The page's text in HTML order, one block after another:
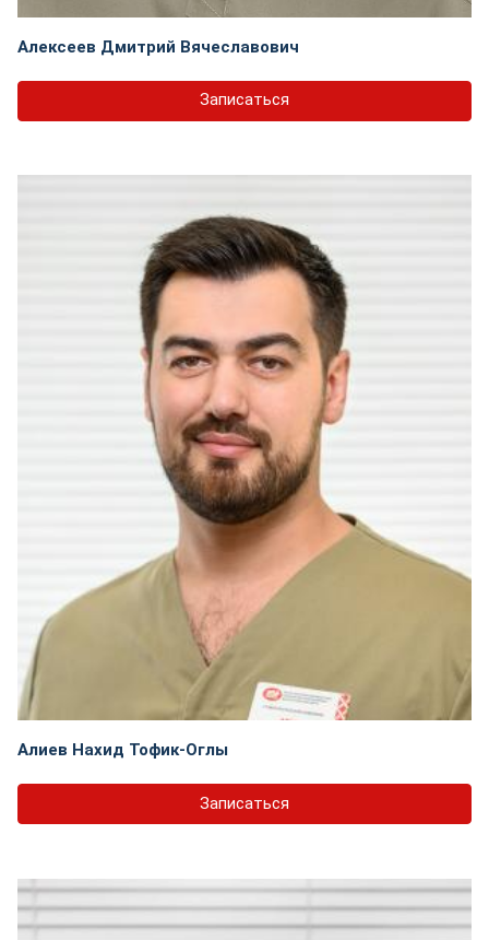
Алексеев Дмитрий Вячеславович
Записаться
Алиев Нахид Тофик-Оглы
Записаться